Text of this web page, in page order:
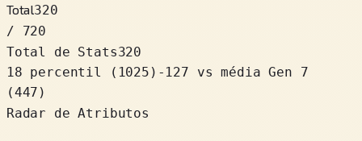
Total320
/ 720
Total de Stats320
18 percentil
( 1025 ) -127
vs média Gen 7
(447)
Radar de Atributos